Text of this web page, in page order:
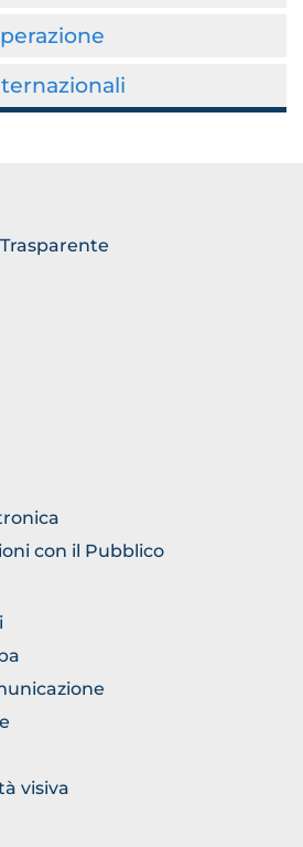
con il Pubblico
visiva